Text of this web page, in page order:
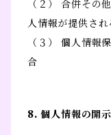
（２） 合併その
人情報が提供され
（３） 個人情報
合
8. 個人情報の開示